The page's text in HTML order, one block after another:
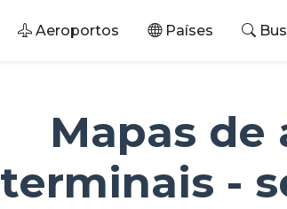
Aeroportos Países
Mapas de
terminais -